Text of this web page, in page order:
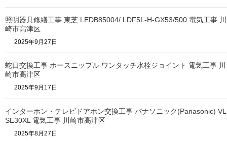
照明器具修繕工事 東芝 LEDB85004/ LDF5L-H-GX53/500 電気工事 川
崎市高津区
2025年9月27日
蛇口交換工事 ホースニップル ワンタッチ水栓ジョイント 電気工事 川
崎市高津区
2025年9月17日
インターホン・テレビドアホン交換工事 パナソニック(Panasonic)
SE30XL 電気工事 川崎市高津区
2025年8月27日